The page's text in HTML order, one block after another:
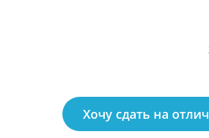
Хочу сдать на